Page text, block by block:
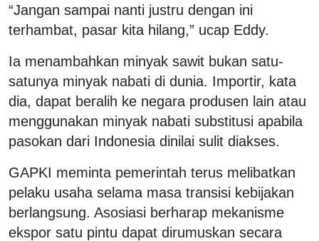
“Jangan sampai nanti justru dengan ini
terhambat, pasar kita hilang,” ucap Eddy.
Ia menambahkan minyak sawit bukan satu-
satunya minyak nabati di dunia. Importir, kata
dia, dapat beralih ke negara produsen lain atau
menggunakan minyak nabati substitusi apabila
pasokan dari Indonesia dinilai sulit diakses.
GAPKI meminta pemerintah terus melibatkan
pelaku usaha selama masa transisi kebijakan
berlangsung. Asosiasi berharap mekanisme
ekspor satu pintu dapat dirumuskan secara